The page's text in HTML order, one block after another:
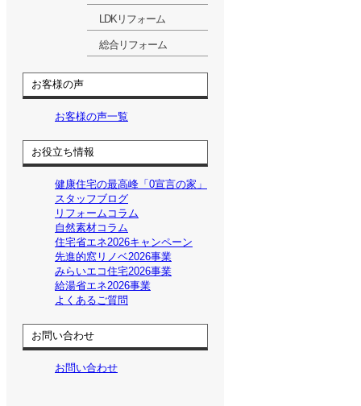
LDKリフォーム
総合リフォーム
お客様の声
お客様の声一覧
お役立ち情報
健康住宅の最高峰「0宣言の家」
スタッフブログ
リフォームコラム
自然素材コラム
住宅省エネ2026キャンペーン
先進的窓リノベ2026事業
みらいエコ住宅2026事業
給湯省エネ2026事業
よくあるご質問
お問い合わせ
お問い合わせ